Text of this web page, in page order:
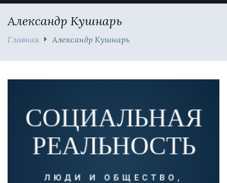
Александр Кушнарь
Главная Александр Кушнарь